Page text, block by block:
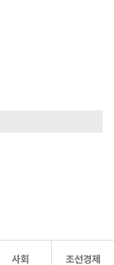
사회 조선경제